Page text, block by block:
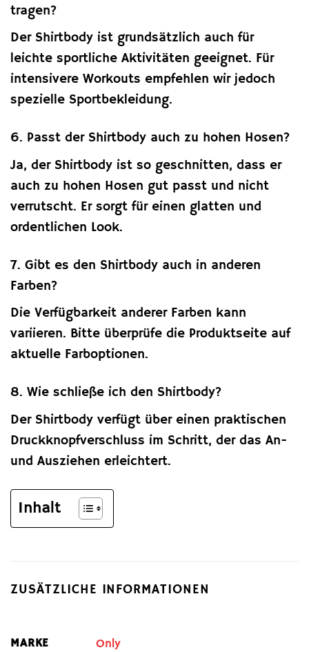
tragen?
Der Shirtbody ist grundsätzlich auch für
leichte sportliche Aktivitäten geeignet. Für
intensivere Workouts empfehlen wir jedoch
spezielle Sportbekleidung.
6. Passt der Shirtbody auch zu hohen Hosen?
Ja, der Shirtbody ist so geschnitten, dass er
auch zu hohen Hosen gut passt und nicht
verrutscht. Er sorgt für einen glatten und
ordentlichen Look.
7. Gibt es den Shirtbody auch in anderen
Farben?
Die Verfügbarkeit anderer Farben kann
variieren. Bitte überprüfe die Produktseite auf
aktuelle Farboptionen.
8. Wie schließe ich den Shirtbody?
Der Shirtbody verfügt über einen praktischen
Druckknopfverschluss im Schritt, der das An-
und Ausziehen erleichtert.
Inhalt
ZUSÄTZLICHE INFORMATIONEN
MARKE Only